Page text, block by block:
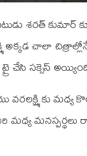
శరత్
అక్కడ చాలా
సక్సెస్
వరలక్ష్మి కు
మధ్య